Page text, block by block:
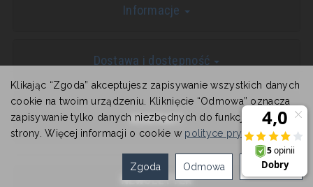
Informacje
Dostawa i dostępność
KONTAKT
NEWSLETTER
Klikając “Zgoda” akceptujesz zapisywanie wszystkich danych
cookie na twoim urządzeniu. Kliknięcie “Odmowa” oznacza
zapisywanie tylko danych niezbędnych do funkcjonowania
strony. Więcej informacji o cookie w polityce prywatności.
Ustawienia
Odmowa
Zgoda